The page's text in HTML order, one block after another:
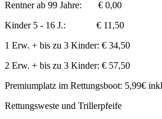
Rentner ab 99 Jahre: € 0,00
Kinder 5 - 16 J.: € 11,50
1 Erw. + bis zu 3 Kinder: € 34,50
2 Erw. + bis zu 3 Kinder: € 57,50
Premiumplatz im Rettungsboot: 5,99€
Rettungsweste und Trillerpfeife